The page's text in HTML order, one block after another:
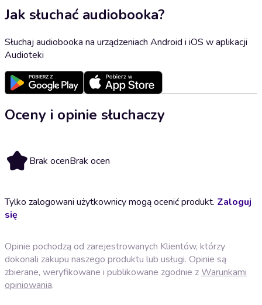
Jak słuchać audiobooka?
Słuchaj audiobooka na urządzeniach Android i iOS w aplikacji
Audioteki
Oceny i opinie słuchaczy
Brak ocenBrak ocen
Tylko zalogowani użytkownicy mogą ocenić produkt. Zaloguj
się
Opinie pochodzą od zarejestrowanych Klientów, którzy
dokonali zakupu naszego produktu lub usługi. Opinie są
zbierane, weryfikowane i publikowane zgodnie zWarunkami
opiniowania.